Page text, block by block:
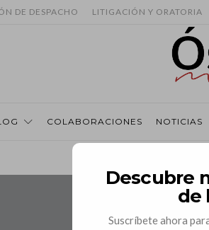
DE DESPACHO LITIGACIÓN Y ORATORIA
COLABORACIONES NOTICIAS
Descubre
de
Suscríbete ahora